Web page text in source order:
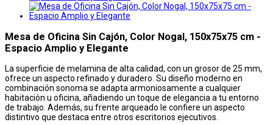
Mesa de Oficina Sin Cajón, Color Nogal, 150x75x75 cm -
Espacio Amplio y Elegante
La superficie de melamina de alta calidad, con un grosor de 25 mm,
ofrece un aspecto refinado y duradero. Su diseño moderno en
combinación sonoma se adapta armoniosamente a cualquier
habitación u oficina, añadiendo un toque de elegancia a tu entorno
de trabajo. Además, su frente arqueado le confiere un aspecto
distintivo que destaca entre otros escritorios ejecutivos.